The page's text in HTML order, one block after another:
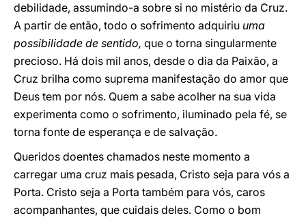
debilidade, assumindo-a sobre si no mistério da Cruz.
A partir de então, todo o sofrimento adquiriu uma
possibilidade de sentido, que o torna singularmente
precioso. Há dois mil anos, desde o dia da Paixão, a
Cruz brilha como suprema manifestação do amor que
Deus tem por nós. Quem a sabe acolher na sua vida
experimenta como o sofrimento, iluminado pela fé, se
torna fonte de esperança e de salvação.
Queridos doentes chamados neste momento a
carregar uma cruz mais pesada, Cristo seja para vós a
Porta. Cristo seja a Porta também para vós, caros
acompanhantes, que cuidais deles. Como o bom